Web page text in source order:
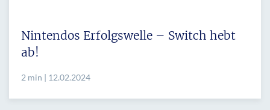
Nintendos Erfolgswelle – Switch hebt
ab!
2 min | 12.02.2024